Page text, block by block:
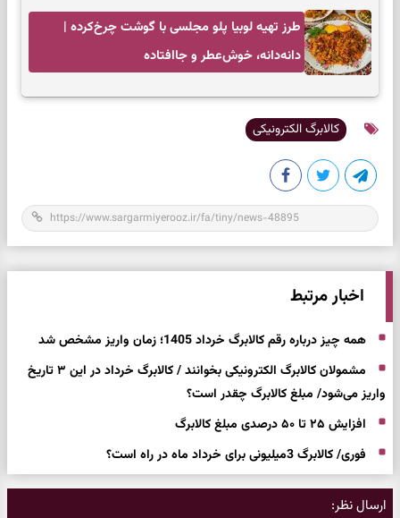
طرز تهیه لوبیا پلو مجلسی با گوشت چرخ‌کرده |
دانه‌دانه، خوش‌عطر و جاافتاده
کالابرگ الکترونیکی
اخبار مرتبط
همه چیز درباره رقم کالابرگ خرداد 1405؛ زمان واریز مشخص شد
مشمولان کالابرگ الکترونیکی بخوانند / کالابرگ خرداد در این ۳ تاریخ
واریز می‌شود/ مبلغ کالابرگ چقدر است؟
افزایش ۲۵ تا ۵۰ درصدی مبلغ کالابرگ
فوری/ کالابرگ 3میلیونی برای خرداد ماه در راه است؟
ارسال نظر: